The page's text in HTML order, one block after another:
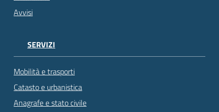
Avvisi
SERVIZI
Mobilità e trasporti
Catasto e urbanistica
Anagrafe e stato civile